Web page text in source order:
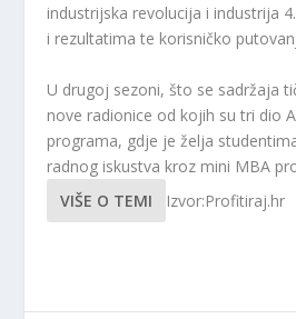
industrijska revolucija i industrija
i rezultatima te korisničko
U drugoj sezoni, što se sadržaja
nove radionice od kojih su tri dio
programa, gdje je želja
radnog iskustva kroz mini MBA
VIŠE O TEMI
Izvor:Profitiraj.hr